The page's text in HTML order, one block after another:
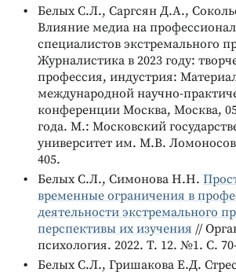
Белых С.Л., Саргсян Д.А.,
Влияние медиа на
специалистов экстремального
Журналистика в 2023 году:
профессия, индустрия:
международной научно-
конференции Москва, Москва,
года. М.: Московский
университет им. М.В.
405.
Белых С.Л., Cимонова Н.Н.
временные ограничения в
деятельности экстремального
перспективы их изучения //
психология. 2022. Т. 12. №1. С.
Белых С.Л., Гришакова Е.Д.